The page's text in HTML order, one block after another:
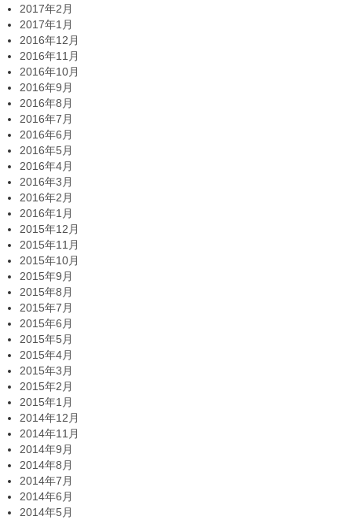
2017年2月
2017年1月
2016年12月
2016年11月
2016年10月
2016年9月
2016年8月
2016年7月
2016年6月
2016年5月
2016年4月
2016年3月
2016年2月
2016年1月
2015年12月
2015年11月
2015年10月
2015年9月
2015年8月
2015年7月
2015年6月
2015年5月
2015年4月
2015年3月
2015年2月
2015年1月
2014年12月
2014年11月
2014年9月
2014年8月
2014年7月
2014年6月
2014年5月